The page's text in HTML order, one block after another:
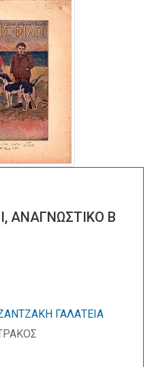
ΑΝΑΓΝΩΣΤΙΚΟ Β
ΓΑΛΑΤΕΙΑ